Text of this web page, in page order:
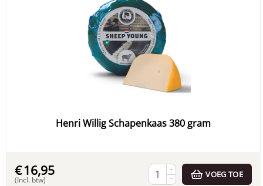
Henri Willig Schapenkaas 380 gram
€16,95
(Incl. btw)
+
−
VOEG TOE